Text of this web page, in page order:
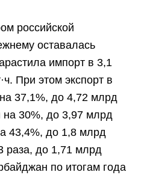
российской
оставалась
импорт в 3,1
При этом экспорт в
37,1%, до 4,72 млрд
на 30%, до 3,97 млрд
43,4%, до 1,8 млрд
раза, до 1,71 млрд
по итогам года